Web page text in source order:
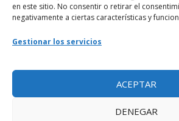
en este sitio. No consentir o retirar el
negativamente a ciertas características y
Gestionar los servicios
ACEPTAR
DENEGAR
Nuestro e-mail:
Ir al grupo de